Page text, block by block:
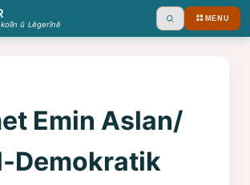
û Lêgerînê Ara MENU
Emin Aslan/
Demokratik